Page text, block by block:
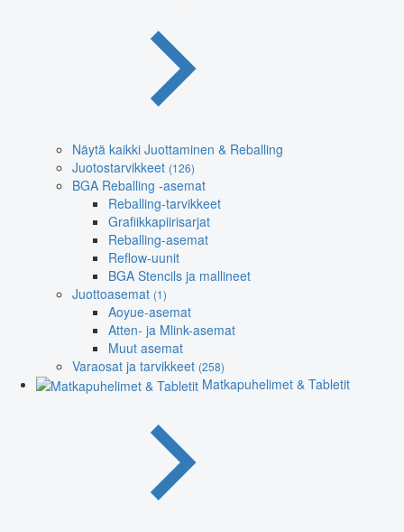
Näytä kaikki Juottaminen & Reballing
Juotostarvikkeet (126)
BGA Reballing -asemat
Reballing-tarvikkeet
Grafiikkapiirisarjat
Reballing-asemat
Reflow-uunit
BGA Stencils ja mallineet
Juottoasemat (1)
Aoyue-asemat
Atten- ja Mlink-asemat
Muut asemat
Varaosat ja tarvikkeet (258)
Matkapuhelimet & Tabletit